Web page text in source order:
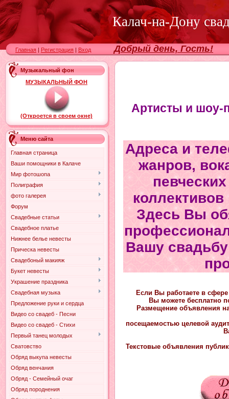
Калач-на-Дону
Главная | Регистрация | Вход Добрый день, Гость!
Музыкальный фон
МУЗЫКАЛЬНЫЙ ФОН
(Откроется в своем окне)
Меню сайта
Главная страница
Ваши помощники в Калаче
Мир фотошопа
Полиграфия
фото галерея
Форум
Свадебные статьи
Свадебное платье
Нижнее белье невесты
Прическа невесты
Свадебоный макияж
Букет невесты
Украшение праздника
Свадебная музыка
Предложение руки и сердца
Видео со свадеб - Песни
Видео со свадеб - Стихи
Первый танец молодых
Сватовство
Обряд выкупа невесты
Обряд венчания
Обряд - Семейный очаг
Обряд породнения
Артисты и шоу-
Адреса и
жанров,
коллективов
Здесь Вы
Вашу
Если Вы работаете в сфере
Вы можете бесплатно
Размещение объявления
посещаемостью целевой
Текстовые объявления